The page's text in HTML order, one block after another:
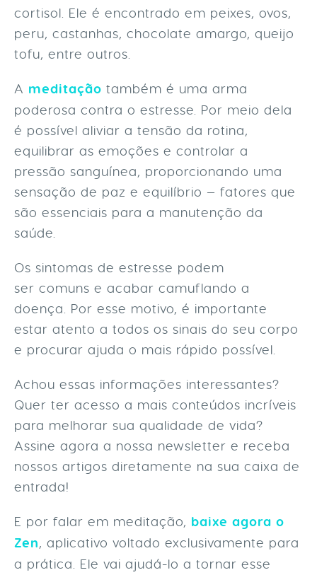
cortisol. Ele é encontrado em peixes, ovos,
peru, castanhas, chocolate amargo, queijo
tofu, entre outros.
A meditação também é uma arma
poderosa contra o estresse. Por meio dela
é possível aliviar a tensão da rotina,
equilibrar as emoções e controlar a
pressão sanguínea, proporcionando uma
sensação de paz e equilíbrio — fatores que
são essenciais para a manutenção da
saúde.
Os sintomas de estresse podem
ser comuns e acabar camuflando a
doença. Por esse motivo, é importante
estar atento a todos os sinais do seu corpo
e procurar ajuda o mais rápido possível.
Achou essas informações interessantes?
Quer ter acesso a mais conteúdos incríveis
para melhorar sua qualidade de vida?
Assine agora a nossa newsletter e receba
nossos artigos diretamente na sua caixa de
entrada!
E por falar em meditação, baixe agora o
Zen, aplicativo voltado exclusivamente para
a prática. Ele vai ajudá-lo a tornar esse